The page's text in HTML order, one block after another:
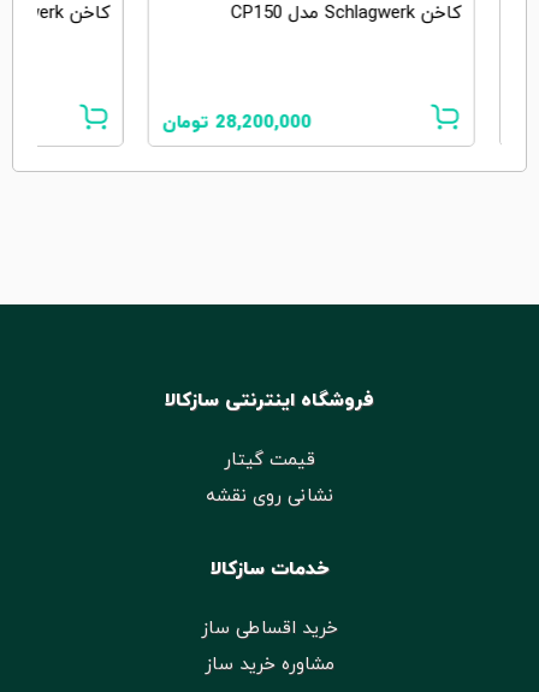
کاخن Schlagwerk مدل CP150
28,200,000 تومان
کاخن Schlagwerk مدل CP4901
فروشگاه اینترنتی سازکالا
قیمت گیتار
نشانی روی نقشه
خدمات سازکالا
خرید اقساطی ساز
مشاوره خرید ساز